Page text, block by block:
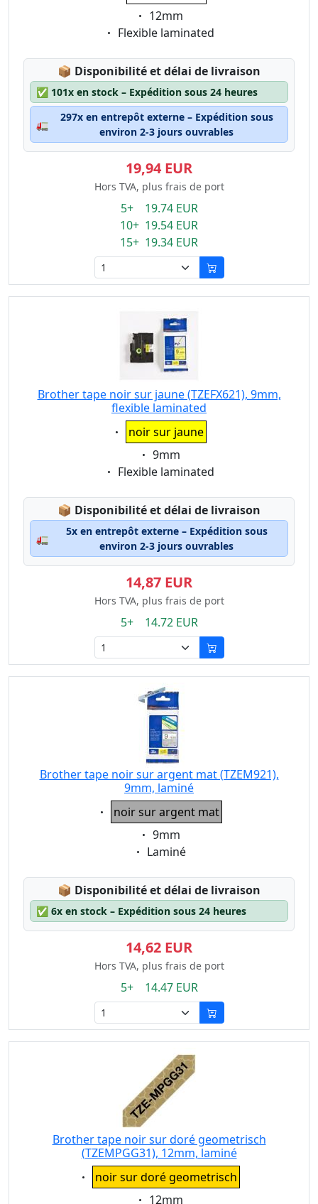
Eigenschaft:
12mm
Eigenschaft:
Flexible laminated
📦 Lagerstatus:
Disponibilité et délai de livraison
✅ 101x en stock – Expédition sous 24 heures
🚛
297x en entrepôt externe – Expédition sous
environ 2-3 jours ouvrables
19,94 EUR
Hors TVA, plus frais de port
5+ 19.74 EUR
10+ 19.54 EUR
15+ 19.34 EUR
Brother tape noir sur jaune (TZEFX621), 9mm,
flexible laminated
Eigenschaft:
noir sur jaune
Eigenschaft:
9mm
Eigenschaft:
Flexible laminated
📦 Lagerstatus:
Disponibilité et délai de livraison
🚛
5x en entrepôt externe – Expédition sous
environ 2-3 jours ouvrables
14,87 EUR
Hors TVA, plus frais de port
5+ 14.72 EUR
Brother tape noir sur argent mat (TZEM921),
9mm, laminé
Eigenschaft:
noir sur argent mat
Eigenschaft:
9mm
Eigenschaft:
Laminé
📦 Lagerstatus:
Disponibilité et délai de livraison
✅ 6x en stock – Expédition sous 24 heures
14,62 EUR
Hors TVA, plus frais de port
5+ 14.47 EUR
Brother tape noir sur doré geometrisch
(TZEMPGG31), 12mm, laminé
Eigenschaft:
noir sur doré geometrisch
Eigenschaft:
12mm